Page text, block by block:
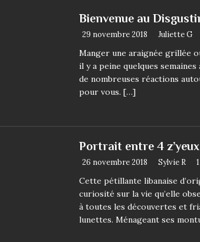
Bienvenue au
29 novembre 2018 Juliette G
Manger une araignée grillée
il y a peine quelques
de nombreuses réactions
pour vous. […]
Portrait entre 4
26 novembre 2018 Sylvie R 1
Cette pétillante libanaise
curiosité sur la vie qu’elle
à toutes les découvertes et
lunettes. Ménageant ses